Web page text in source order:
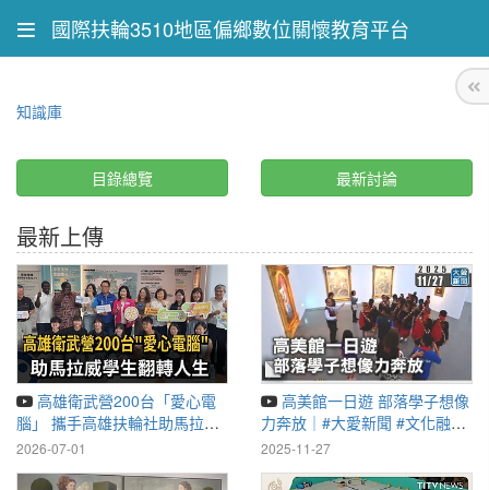
國際扶輪3510地區偏鄉數位關懷教育平台
知識庫
目錄總覽 最新討論
最新上傳
高雄衛武營200台「愛心電
腦」 攜手高雄扶輪社助馬拉威
學生翻轉人生－民視新聞
2026-07-01
高美館一日遊 部落學子想像
力奔放｜#大愛新聞 #文化融合
#小學生
2025-11-27